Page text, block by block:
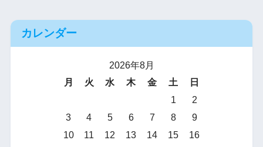
カレンダー
2026年8月
月
火 水 木 金 土
日
1
2
3
4 5 6 7 8
9
10
11 12 13 14 15
16